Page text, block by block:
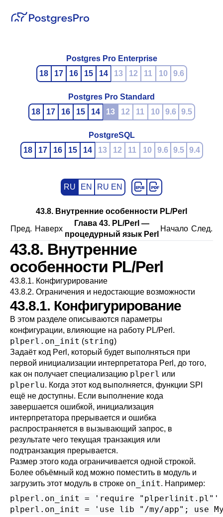
Postgres Pro Enterprise
18
17 16 15 14 13 12 11 10 9.6
Postgres Pro Standard
18
17 16 15 14 13 12 11 10 9.6 9.5
PostgreSQL
18
17 16 15 14 13 12 11 10 9.6 9.5 9.4
RU EN RU EN
43.8. Внутренние особенности PL/Perl
Пред. Наверх
Глава 43. PL/Perl —
процедурный язык Perl
Начало След.
43.8. Внутренние
особенности PL/Perl
43.8.1. Конфигурирование
43.8.2. Ограничения и недостающие возможности
43.8.1. Конфигурирование
В этом разделе описываются параметры
конфигурации, влияющие на работу PL/Perl .
plperl.on_init (string)
Задаёт код Perl, который будет выполняться при
первой инициализации интерпретатора Perl, до того,
как он получает специализацию plperl или
plperlu. Когда этот код выполняется, функции SPI
ещё не доступны. Если выполнение кода
завершается ошибкой, инициализация
интерпретатора прерывается и ошибка
распространяется в вызывающий запрос, в
результате чего текущая транзакция или
подтранзакция прерывается.
Размер этого кода ограничивается одной строкой.
Более объёмный код можно поместить в модуль и
загрузить этот модуль в строке on_init. Например:
plperl.on_init = 'require "plperlinit.pl"'
plperl.on_init = 'use lib "/my/app"; use